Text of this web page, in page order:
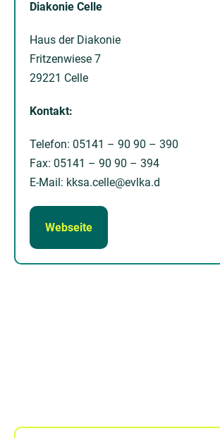
Diakonie Celle
Haus der Diakonie
Fritzenwiese 7
29221 Celle
Kontakt:
Telefon: 05141 – 90 90 – 390
Fax: 05141 – 90 90 – 394
E-Mail: kksa.celle@evlka.d
Webseite